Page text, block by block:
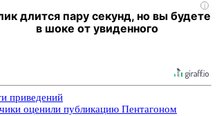
i
длится пару секунд, но вы будете
в шоке от увиденного
приведений
оценили публикацию Пентагоном